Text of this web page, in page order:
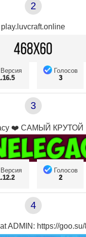
2
play.luvcraft.online
Версия
Голосов
3
3
❤️ САМЫЙ КРУТОЙ
Версия
Голосов
2
4
ADMIN: https://goo.su/